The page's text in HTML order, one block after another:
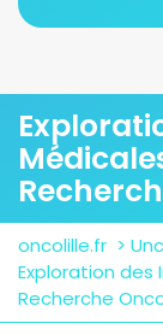
oncolille.fr >
Exploration des
Recherche